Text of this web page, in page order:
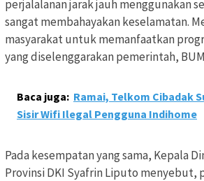
perjalalanan jarak jauh menggunakan
sangat membahayakan keselamatan.
masyarakat untuk memanfaatkan
yang diselenggarakan pemerintah,
Baca juga: Ramai, Telkom Cibadak
Sisir Wifi Ilegal Pengguna Indihome
Pada kesempatan yang sama, Kepala
Provinsi DKI Syafrin Liputo menyebut,